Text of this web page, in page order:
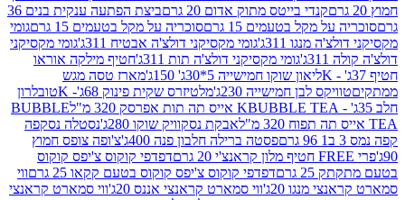
קנדי בייטס מתוק אדום 20 גרם
ביצת הפתעה ענקית בנים 36
מקל בטעמים 15 גרם
סוכריה על מקל בטעמים 15 גרם
גומי
מנגו 311ג'
גומי מקסיקני דולצ'ה אבטיח 311ג'
גומי מקסיקני
גומי מקסיקני דולצ'ה תות 311ג'
חטיף מילקה אוראו
ליאון שוקו חמישייה 5*30ג' 150ג'
מארז טסה מגש
לבן חמישייה 230ג'
מלטיזרס שקית פינוק 68ג'- K
טובלרון
BUBBLE TEA אייס תה תות אפרסק 320 מ"ל
BUBBLE
אבקת נסקוויק שוקו 280ג'
נסטלה נסקפה
פסטה ברילה חלבון פנה 400ג'
צ'ופה צופס חמוץ
דפדפי קוקוס צ'יפס קוקוס
גרם
דפדפי קוקוס צ'יפס קוקוס בטעם קקאו 25 גרם
ווי
מנגו 20ג'
ווי סמארט קראנצי אננס 20ג'
ווי סמארט קראנצי